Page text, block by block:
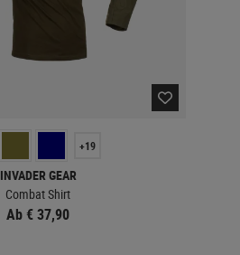
+19
INVADER GEAR
Combat Shirt
Ab € 37,90